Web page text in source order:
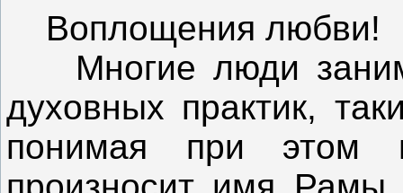
Воплощения любви!
Многие люди
духовных практик,
понимая при этом